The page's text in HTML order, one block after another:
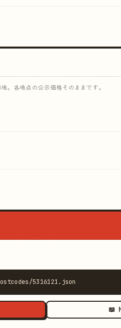
。各地点の公示価格そのままです。
5316121.json
📖